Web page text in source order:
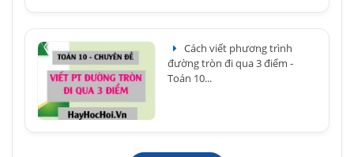
Cách viết phương trình
đường tròn đi qua 3 điểm -
Toán 10...